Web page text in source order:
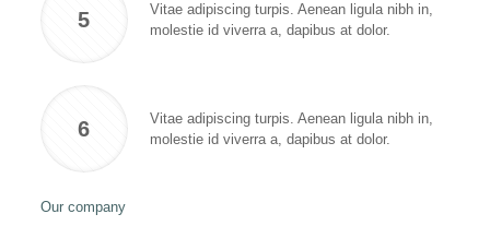
5
Vitae adipiscing turpis. Aenean ligula nibh in,
molestie id viverra a, dapibus at dolor.
6
Vitae adipiscing turpis. Aenean ligula nibh in,
molestie id viverra a, dapibus at dolor.
Our company